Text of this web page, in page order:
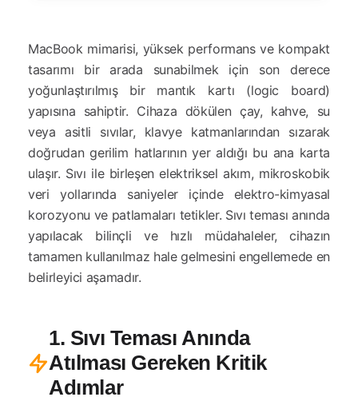
MacBook mimarisi, yüksek performans ve kompakt
tasarımı bir arada sunabilmek için son derece
yoğunlaştırılmış bir mantık kartı (logic board)
yapısına sahiptir. Cihaza dökülen çay, kahve, su
veya asitli sıvılar, klavye katmanlarından sızarak
doğrudan gerilim hatlarının yer aldığı bu ana karta
ulaşır. Sıvı ile birleşen elektriksel akım, mikroskobik
veri yollarında saniyeler içinde elektro-kimyasal
korozyonu ve patlamaları tetikler. Sıvı teması anında
yapılacak bilinçli ve hızlı müdahaleler, cihazın
tamamen kullanılmaz hale gelmesini engellemede en
belirleyici aşamadır.
1. Sıvı Teması Anında
Atılması Gereken Kritik
Adımlar